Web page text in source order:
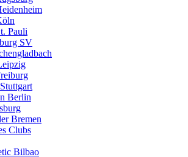
Pauli
SV
Berlin
Bremen
Clubs
Bilbao